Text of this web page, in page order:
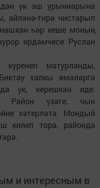
үк эш урыннарына
әйләнә-тирә чистарып
һәр кеше моның
ярдәмчесе Руслан
матурланды,
халкы өмәләргә
ук, керешкән иде.
Район үзәге, чын
хәтерләтә. Мондый
килеп тора, районда
и интересным в